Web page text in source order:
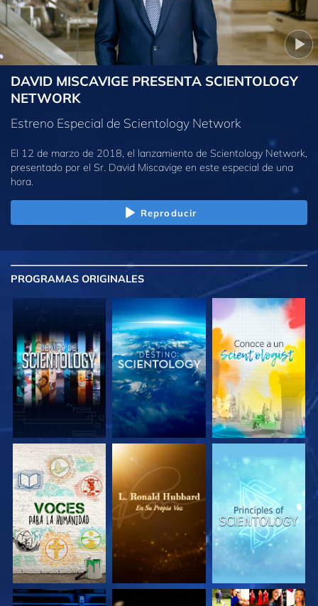
DAVID MISCAVIGE PRESENTA SCIENTOLOGY
NETWORK
Estreno Especial de Scientology Network
El 12 de marzo de 2018, el lanzamiento de Scientology Network,
presentado por el Sr. David Miscavige en este especial de una
hora.
Reproducir
PROGRAMAS ORIGINALES
EXPLORA LAS
SERIES
EXPLORA LAS
SERIES
EXPLORA LAS
SERIES